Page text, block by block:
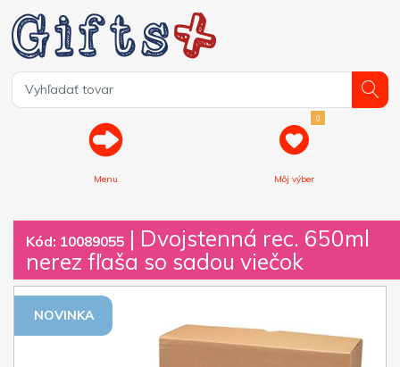
Menu
0
Môj výber
Kód: 10089055 | Dvojstenná rec. 650ml
nerez fľaša so sadou viečok
NOVINKA